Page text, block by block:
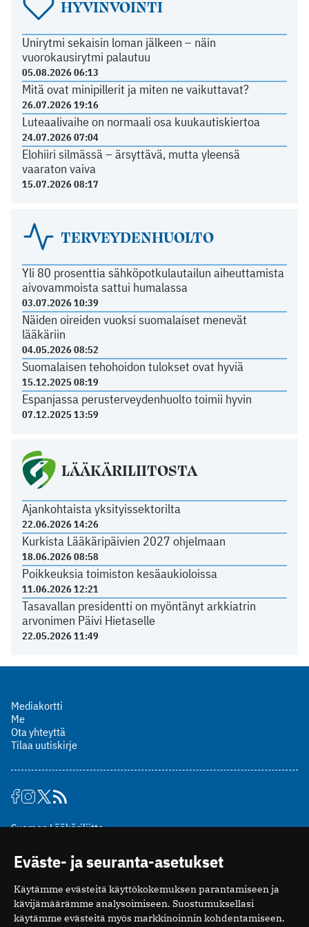
HYVINVOINTI
Unirytmi sekaisin loman jälkeen – näin
vuorokausirytmi palautuu
05.08.2026 06:13
Mitä ovat minipillerit ja miten ne vaikuttavat?
26.07.2026 19:16
Luteaalivaihe on normaali osa kuukautiskiertoa
24.07.2026 07:04
Elohiiri silmässä – ärsyttävä, mutta yleensä
vaaraton vaiva
15.07.2026 08:17
TERVEYDENHUOLTO
Yli 80 prosenttia sähköpotkulautailun aiheuttamista
aivovammoista sattui humalassa
03.07.2026 10:39
Näiden oireiden vuoksi suomalaiset menevät
lääkäriin
04.05.2026 08:52
Suomalaisen tehohoidon tulokset ovat hyviä
15.12.2025 08:19
Espanjassa perusterveydenhuolto toimii hyvin
07.12.2025 13:59
LÄÄKÄRILIITOSTA
Ajankohtaista yksityissektorilta
22.06.2026 14:26
Kurkista Lääkäripäivien 2027 ohjelmaan
18.06.2026 08:58
Poikkeuksia toimiston kesäaukioloissa
11.06.2026 12:21
Tasavallan presidentti on myöntänyt arkkiatrin
arvonimen Päivi Hietaselle
22.05.2026 11:49
Mediakortti
Me
Ota yhteyttä
Tilaa uutiskirje
Suomen Lääkäriliitto
00510 Helsinki
puh. (09) 393 091
toimitus@potilaanlaakarilehti.fi
ISSN 2323-9476
Eväste- ja seuranta-asetukset
Käytämme evästeitä käyttökokemuksen parantamiseen ja
kävijämäärämme analysoimiseen. Suostumuksellasi
käytämme evästeitä myös markkinoinnin kohdentamiseen.